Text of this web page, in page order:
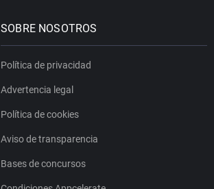
SOBRE NOSOTROS
Política de privacidad
Advertencia legal
Política de cookies
Aviso de transparencia
Bases de concursos